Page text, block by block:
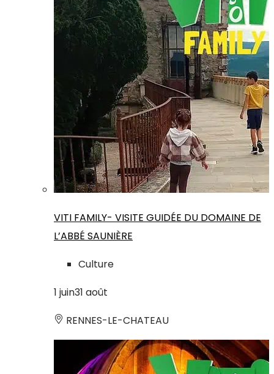
VITI FAMILY- VISITE GUIDÉE DU DOMAINE DE
L’ABBÉ SAUNIÈRE
Culture
1 juin31 août
RENNES-LE-CHATEAU